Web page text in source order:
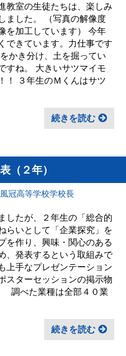
教室の生徒たちは、楽しみ
ました。 （写真の解像度
を加工しています） 今年
できています。力仕事です
かき分け、土を掘ってい
すね。 大きいサツマイモ
３年生のＭくんはサツ
続きを読む
（２年）
冠高等学校学校長
したが、２年生の「総合的
らいとして「企業探究」を
を作り、興味・関心のある
、発表するという取組みで
上手なプレゼンテーション
スターセッションの掲示物
調べた業種は全部４０業
続きを読む